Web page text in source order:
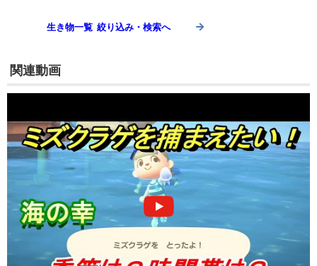
生き物一覧 絞り込み・検索へ
関連動画